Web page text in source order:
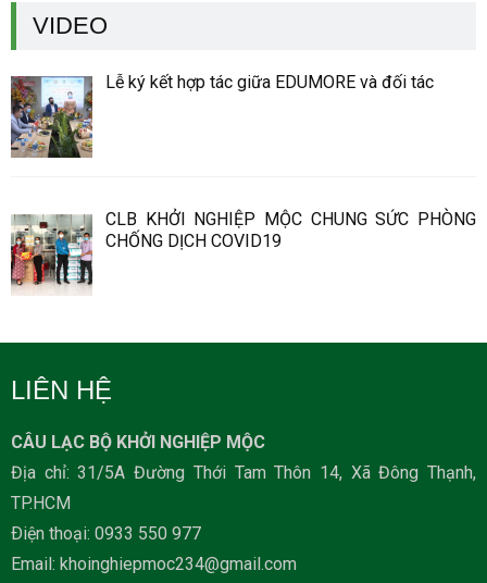
VIDEO
Lễ ký kết hợp tác giữa EDUMORE và đối tác
CLB KHỞI NGHIỆP MỘC CHUNG SỨC PHÒNG
CHỐNG DỊCH COVID19
LIÊN HỆ
CÂU LẠC BỘ KHỞI NGHIỆP MỘC
Địa chỉ: 31/5A Đường Thới Tam Thôn 14, Xã Đông Thạnh,
TP.HCM
Ðiện thoại: 0933 550 977
Email: khoinghiepmoc234@gmail.com